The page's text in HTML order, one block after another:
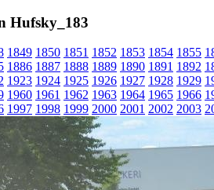
Hufsky_183
1849 1850 1851 1852 1853 1854 1855
1886 1887 1888 1889 1890 1891 1892
1923 1924 1925 1926 1927 1928 1929
1960 1961 1962 1963 1964 1965 1966
1997 1998 1999 2000 2001 2002 2003